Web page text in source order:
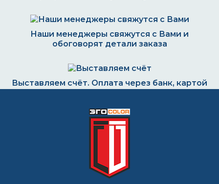
Наши менеджеры свяжутся с Вами и
обоговорят детали заказа
Выставляем счёт. Оплата через банк, картой
Формируем заказ и отправляем транспортной